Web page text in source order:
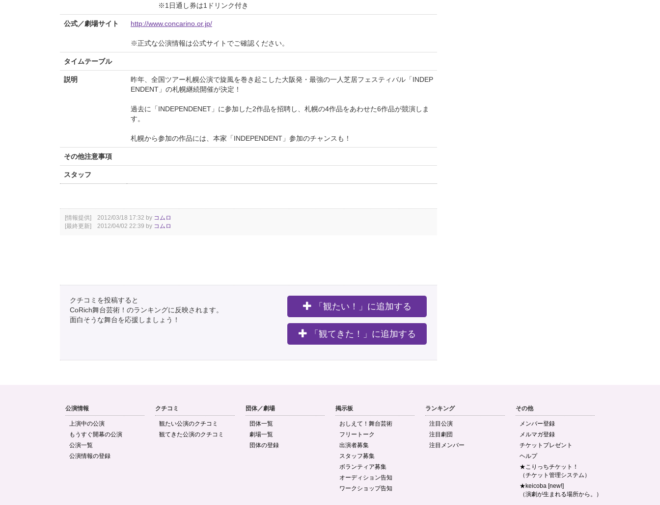
※1日通し券は1ドリンク付き
公式／劇場サイト http://www.concarino.or.jp/
※正式な公演情報は公式サイトでご確認ください。
タイムテーブル
説明
昨年、全国ツアー札幌公演で旋風を巻き起こした大阪発・最強の一人芝居フェスティバル「INDEP
ENDENT」の札幌継続開催が決定！
過去に「INDEPENDENET」に参加した2作品を招聘し、札幌の4作品をあわせた6作品が競演しま
す。
札幌から参加の作品には、本家「INDEPENDENT」参加のチャンスも！
その他注意事項
スタッフ
[情報提供] 2012/03/18 17:32 by コムロ
[最終更新] 2012/04/02 22:39 by コムロ
クチコミを投稿すると
CoRich舞台芸術！のランキングに反映されます。
面白そうな舞台を応援しましょう！
「観たい！」に追加する
「観てきた！」に追加する
公演情報
上演中の公演
もうすぐ開幕の公演
公演一覧
公演情報の登録
クチコミ
観たい公演のクチコミ
観てきた公演のクチコミ
団体／劇場
団体一覧
劇場一覧
団体の登録
掲示板
おしえて！舞台芸術
フリートーク
出演者募集
スタッフ募集
ボランティア募集
オーディション告知
ワークショップ告知
ランキング
注目公演
注目劇団
注目メンバー
その他
メンバー登録
メルマガ登録
チケットプレゼント
ヘルプ
★こりっちチケット！
（チケット管理システム）
★keicoba [new!]
（演劇が生まれる場所から。）